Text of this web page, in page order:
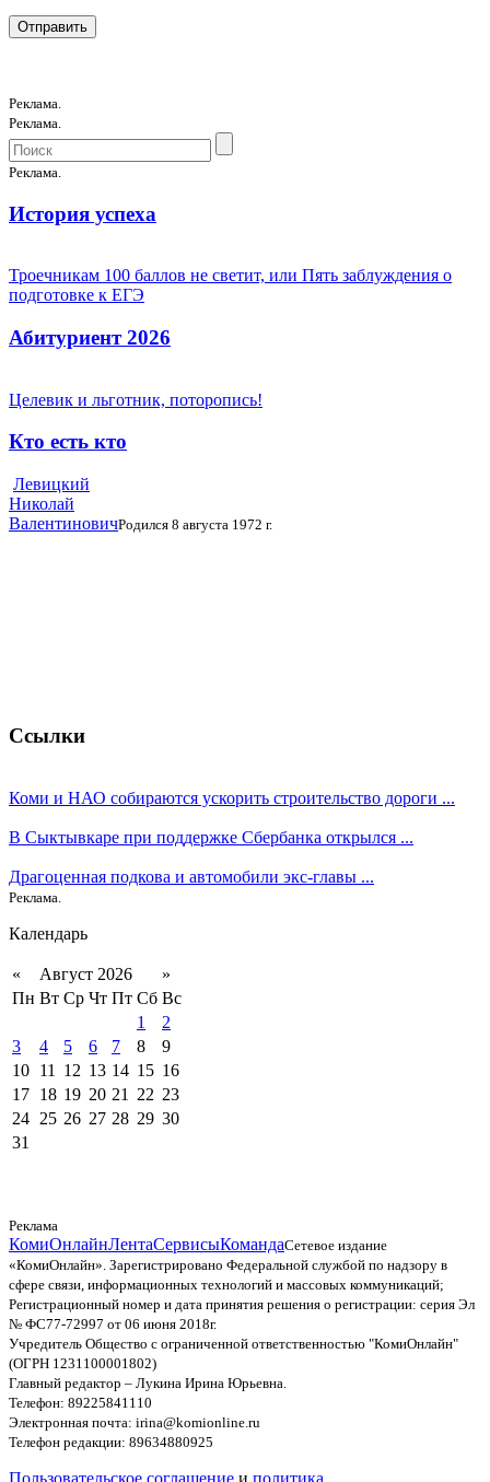
Реклама.
Реклама.
Реклама.
История успеха
Троечникам 100 баллов не светит, или Пять заблуждения о
подготовке к ЕГЭ
Абитуриент 2026
Целевик и льготник, поторопись!
Кто есть кто
Левицкий
Николай
ВалентиновичРодился 8 августа 1972 г.
Ссылки
Коми и НАО собираются ускорить строительство дороги ...
В Сыктывкаре при поддержке Сбербанка открылся ...
Драгоценная подкова и автомобили экс-главы ...
Реклама.
Календарь
« Август 2026
»
Пн Вт Ср Чт Пт Сб Вс
1
2
3
4 5 6 7 8
9
10 11 12 13 14 15 16
17 18 19 20 21 22 23
24 25 26 27 28 29 30
31
Реклама
КомиОнлайнЛентаСервисыКомандаСетевое издание
«КомиОнлайн». Зарегистрировано Федеральной службой по надзору в
сфере связи, информационных технологий и массовых коммуникаций;
Регистрационный номер и дата принятия решения о регистрации: серия Эл
№ ФС77-72997 от 06 июня 2018г.
Учредитель Общество с ограниченной ответственностью "КомиОнлайн"
(ОГРН 1231100001802)
Главный редактор – Лукина Ирина Юрьевна.
Телефон: 89225841110
Электронная почта: irina@komionline.ru
Телефон редакции: 89634880925
Пользовательское соглашение и политика